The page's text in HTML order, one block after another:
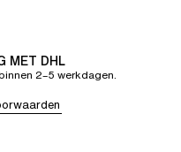
MET DHL
2–5 werkdagen.